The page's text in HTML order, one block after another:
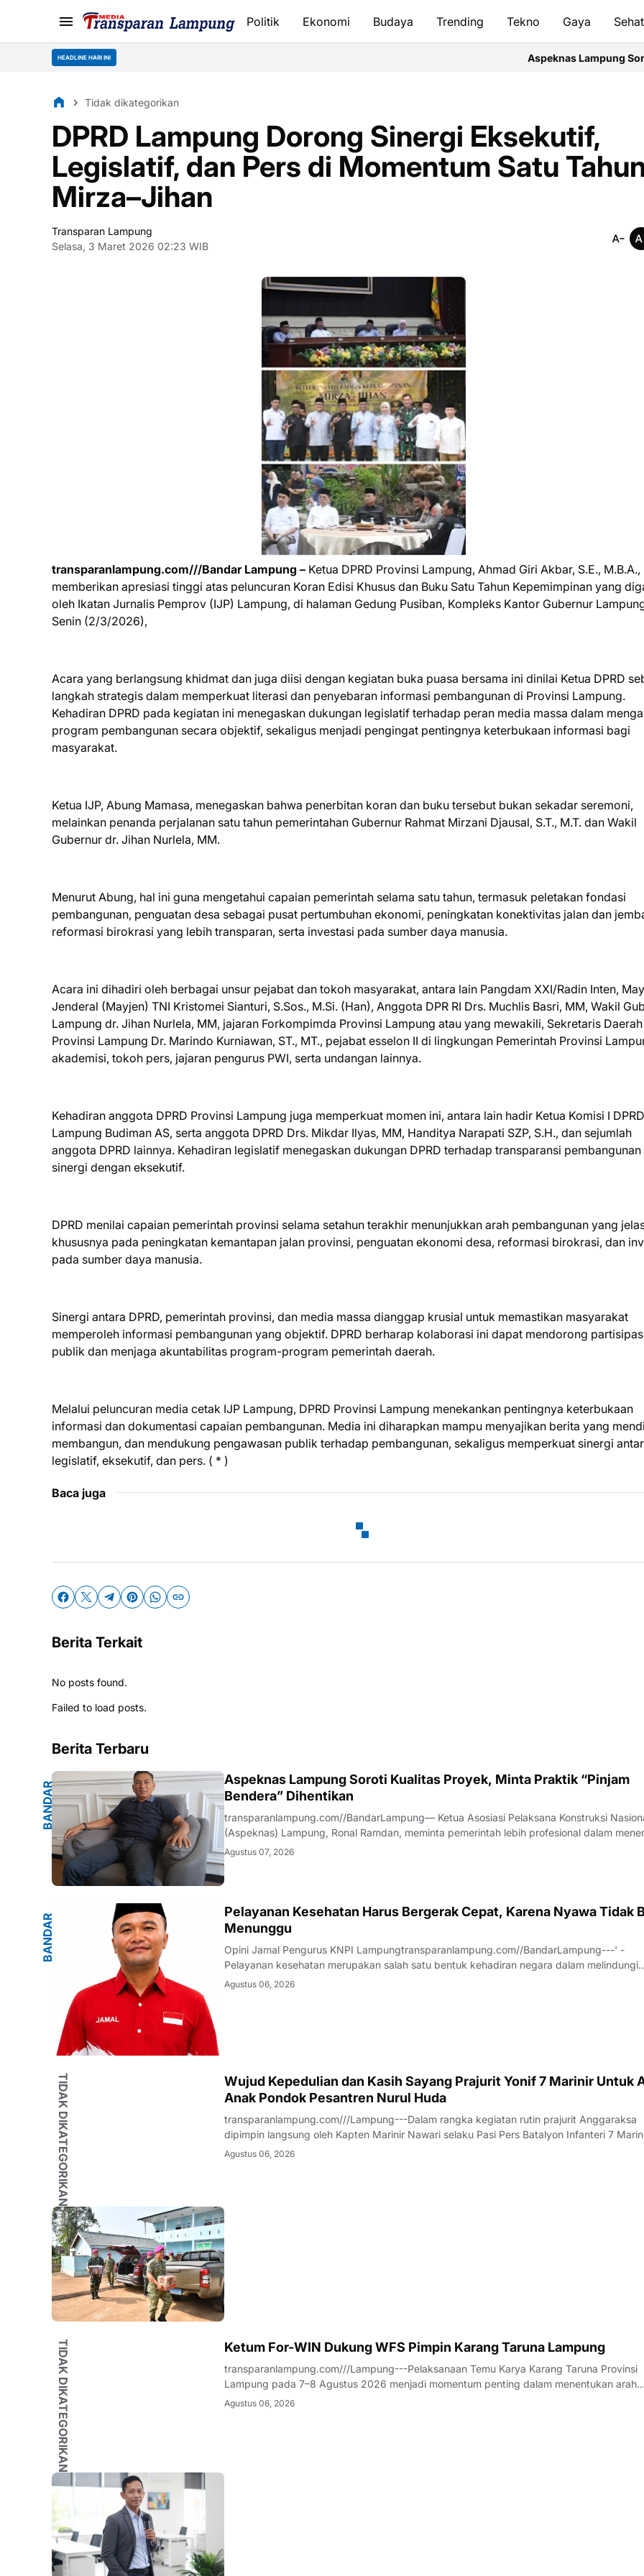
Politik Ekonomi Budaya Trending Tekno Gaya Sehat
HEADLINE HARI INI Aspeknas Lampung Soroti Kualitas
Tidak dikategorikan
DPRD Lampung Dorong Sinergi Eksekutif,
Legislatif, dan Pers di Momentum Satu
Mirza–Jihan
Transparan Lampung
Selasa, 3 Maret 2026 02:23 WIB
transparanlampung.com///Bandar Lampung – Ketua DPRD Provinsi Lampung, Ahmad Giri Akbar, S.E., M.B.A.,
memberikan apresiasi tinggi atas peluncuran Koran Edisi Khusus dan Buku Satu Tahun Kepemimpinan yang
oleh Ikatan Jurnalis Pemprov (IJP) Lampung, di halaman Gedung Pusiban, Kompleks Kantor Gubernur
Senin (2/3/2026),
Acara yang berlangsung khidmat dan juga diisi dengan kegiatan buka puasa bersama ini dinilai Ketua DPRD
langkah strategis dalam memperkuat literasi dan penyebaran informasi pembangunan di Provinsi Lampung.
Kehadiran DPRD pada kegiatan ini menegaskan dukungan legislatif terhadap peran media massa dalam
program pembangunan secara objektif, sekaligus menjadi pengingat pentingnya keterbukaan informasi bagi
masyarakat.
Ketua IJP, Abung Mamasa, menegaskan bahwa penerbitan koran dan buku tersebut bukan sekadar seremoni,
melainkan penanda perjalanan satu tahun pemerintahan Gubernur Rahmat Mirzani Djausal, S.T., M.T. dan Wakil
Gubernur dr. Jihan Nurlela, MM.
Menurut Abung, hal ini guna mengetahui capaian pemerintah selama satu tahun, termasuk peletakan fondasi
pembangunan, penguatan desa sebagai pusat pertumbuhan ekonomi, peningkatan konektivitas jalan dan
reformasi birokrasi yang lebih transparan, serta investasi pada sumber daya manusia.
Acara ini dihadiri oleh berbagai unsur pejabat dan tokoh masyarakat, antara lain Pangdam XXI/Radin Inten,
Jenderal (Mayjen) TNI Kristomei Sianturi, S.Sos., M.Si. (Han), Anggota DPR RI Drs. Muchlis Basri, MM, Wakil
Lampung dr. Jihan Nurlela, MM, jajaran Forkompimda Provinsi Lampung atau yang mewakili, Sekretaris Daerah
Provinsi Lampung Dr. Marindo Kurniawan, ST., MT., pejabat esselon II di lingkungan Pemerintah Provinsi
akademisi, tokoh pers, jajaran pengurus PWI, serta undangan lainnya.
Kehadiran anggota DPRD Provinsi Lampung juga memperkuat momen ini, antara lain hadir Ketua Komisi I DPRD
Lampung Budiman AS, serta anggota DPRD Drs. Mikdar Ilyas, MM, Handitya Narapati SZP, S.H., dan sejumlah
anggota DPRD lainnya. Kehadiran legislatif menegaskan dukungan DPRD terhadap transparansi pembangunan
sinergi dengan eksekutif.
DPRD menilai capaian pemerintah provinsi selama setahun terakhir menunjukkan arah pembangunan yang
khususnya pada peningkatan kemantapan jalan provinsi, penguatan ekonomi desa, reformasi birokrasi, dan
pada sumber daya manusia.
Sinergi antara DPRD, pemerintah provinsi, dan media massa dianggap krusial untuk memastikan masyarakat
memperoleh informasi pembangunan yang objektif. DPRD berharap kolaborasi ini dapat mendorong
publik dan menjaga akuntabilitas program-program pemerintah daerah.
Melalui peluncuran media cetak IJP Lampung, DPRD Provinsi Lampung menekankan pentingnya keterbukaan
informasi dan dokumentasi capaian pembangunan. Media ini diharapkan mampu menyajikan berita yang
membangun, dan mendukung pengawasan publik terhadap pembangunan, sekaligus memperkuat sinergi
legislatif, eksekutif, dan pers. ( * )
Baca juga
Berita Terkait
No posts found.
Failed to load posts.
Berita Terbaru
B
A
N
D
A
R
L
A
M
P
U
NG
Aspeknas Lampung Soroti Kualitas Proyek, Minta Praktik “Pinjam
Bendera” Dihentikan
transparanlampung.com//BandarLampung— Ketua Asosiasi Pelaksana Konstruksi
(Aspeknas) Lampung, Ronal Ramdan, meminta pemerintah lebih profesional dalam
perusahaan pelaksana proyek konstruksi.Hal itu disampaikan Ronal saat diwawancarai tim
Agustus 07, 2026
B
A
N
D
A
R
L
A
M
P
U
N
Pelayanan Kesehatan Harus Bergerak Cepat, Karena Nyawa Tidak
Menunggu
Opini Jamal Pengurus KNPI Lampungtransparanlampung.com//BandarLampung---' -
Pelayanan kesehatan merupakan salah satu bentuk kehadiran negara dalam melindungi
warganya. Di tengah pesatnya perkembangan teknologi dan meningkatnya ekspektasi
Agustus 06, 2026
TIDAK DIKATEGORIKAN
Wujud Kepedulian dan Kasih Sayang Prajurit Yonif 7 Marinir Untuk
Anak Pondok Pesantren Nurul Huda
transparanlampung.com///Lampung---Dalam rangka kegiatan rutin prajurit Anggaraksa
dipimpin langsung oleh Kapten Marinir Nawari selaku Pasi Pers Batalyon Infanteri 7
beaserta Ketua dan anggota Jalasenastri Ranting A Cabang 7 PG Kormar melaksanakan
Agustus 06, 2026
TIDAK DIKATEGORIKAN Ketum For-WIN Dukung WFS Pimpin Karang Taruna Lampung
transparanlampung.com///Lampung---Pelaksanaan Temu Karya Karang Taruna Provinsi
Lampung pada 7–8 Agustus 2026 menjadi momentum penting dalam menentukan arah
organisasi kepemudaan tersebut untuk lima tahun ke depan. Di tengah dinamika tersebut,
Agustus 06, 2026